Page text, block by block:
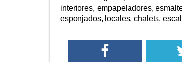
interiores, empapeladores,
esponjados, locales, chalets,